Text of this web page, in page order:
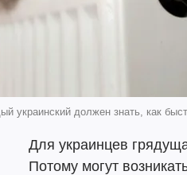
украинский должен знать, как
Для украинцев
Потому могут